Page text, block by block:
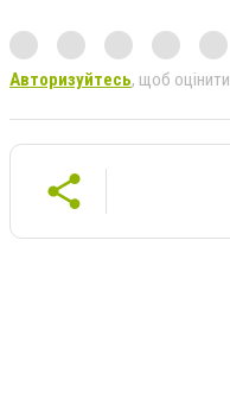
Авторизуйтесь, щоб оцінити